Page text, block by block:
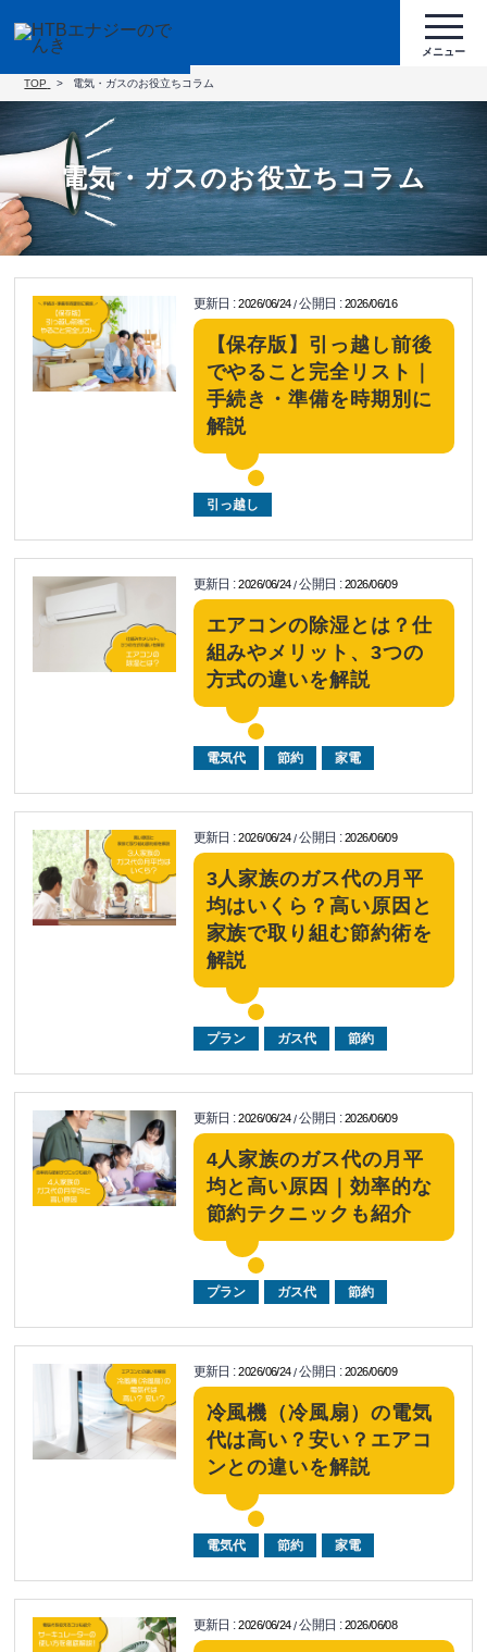
TOP 電気・ガスのお役立ちコラム
電気・ガスのお役立ちコラム
更新日 :2026/06/24/公開日 :2026/06/16
【保存版】引っ越し前後
でやること完全リスト｜
手続き・準備を時期別に
解説
引っ越し
更新日 :2026/06/24/公開日 :2026/06/09
エアコンの除湿とは？仕
組みやメリット、3つの
方式の違いを解説
電気代 節約 家電
更新日 :2026/06/24/公開日 :2026/06/09
3人家族のガス代の月平
均はいくら？高い原因と
家族で取り組む節約術を
解説
プラン ガス代 節約
更新日 :2026/06/24/公開日 :2026/06/09
4人家族のガス代の月平
均と高い原因｜効率的な
節約テクニックも紹介
プラン ガス代 節約
更新日 :2026/06/24/公開日 :2026/06/09
冷風機（冷風扇）の電気
代は高い？安い？エアコ
ンとの違いを解説
電気代 節約 家電
更新日 :2026/06/24/公開日 :2026/06/08